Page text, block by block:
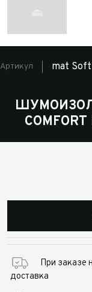
Артикул mat Soft
При заказе
доставка